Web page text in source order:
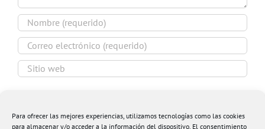
Para ofrecer las mejores experiencias, utilizamos tecnologías como las cookies
para almacenar y/o acceder a la información del dispositivo. El consentimiento
navegador para la próxima vez que comente.